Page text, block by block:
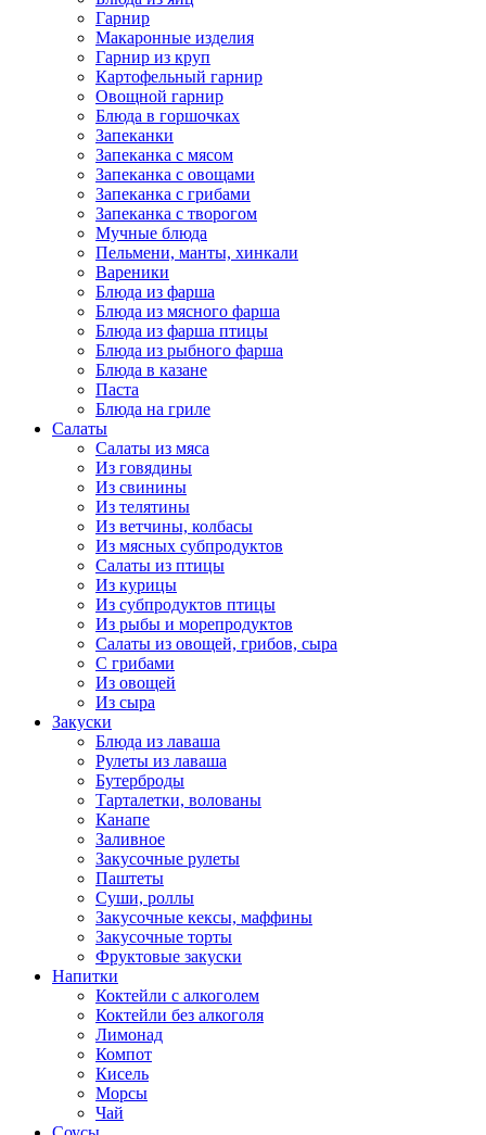
Гарнир
Макаронные изделия
Гарнир из круп
Картофельный гарнир
Овощной гарнир
Блюда в горшочках
Запеканки
Запеканка с мясом
Запеканка с овощами
Запеканка с грибами
Запеканка с творогом
Мучные блюда
Пельмени, манты, хинкали
Вареники
Блюда из фарша
Блюда из мясного фарша
Блюда из фарша птицы
Блюда из рыбного фарша
Блюда в казане
Паста
Блюда на гриле
Салаты
Салаты из мяса
Из говядины
Из свинины
Из телятины
Из ветчины, колбасы
Из мясных субпродуктов
Салаты из птицы
Из курицы
Из субпродуктов птицы
Из рыбы и морепродуктов
Салаты из овощей, грибов, сыра
С грибами
Из овощей
Из сыра
Закуски
Блюда из лаваша
Рулеты из лаваша
Бутерброды
Тарталетки, волованы
Канапе
Заливное
Закусочные рулеты
Паштеты
Суши, роллы
Закусочные кексы, маффины
Закусочные торты
Фруктовые закуски
Напитки
Коктейли с алкоголем
Коктейли без алкоголя
Лимонад
Компот
Кисель
Морсы
Чай